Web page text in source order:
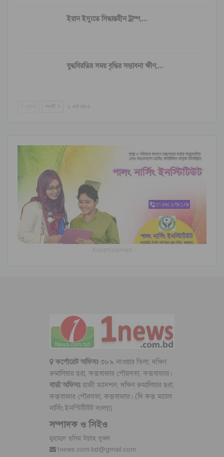
ইরান ইস্যুতে সিদ্ধান্তহীন ট্রাম্প,…
যুদ্ধবিরতির সময় বৃদ্ধির সম্ভাবনা ক্ষীণ,…
পরবর্তী ১ এর ৫৪৩
কর্পোরেট অফিসঃ৩৮৯ নাওয়ার ভিলা, দক্ষিণ
রুমালিয়ার ছরা, কক্সবাজার পৌরসভা, কক্সবাজার।
বার্তা অফিসঃ হাজী ম্যানশন, দক্ষিণ রুমালিয়ার ছরা,
কক্সবাজার পৌরসভা, কক্সবাজার। (দি কক্স মডেল
নার্সিং ইনস্টিটিউট সংলগ্ন)
সম্পাদক ও সিইও
মুহাম্মদ ছলিম উল্লাহ সুজন
1news.com.bd@gmail.com